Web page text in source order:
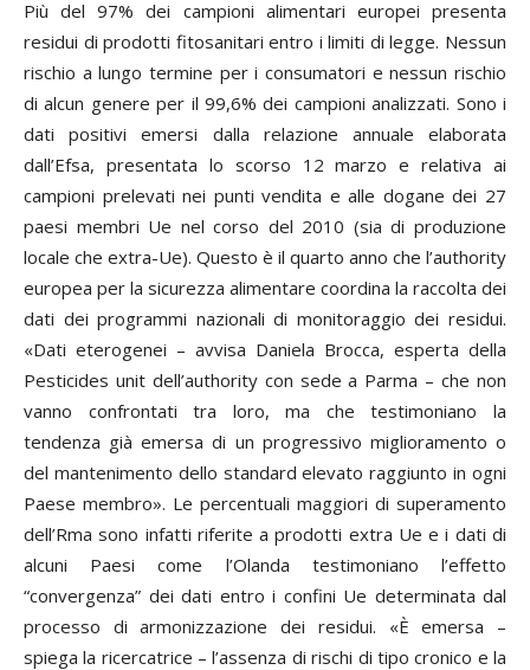
Più del 97% dei campioni alimentari europei presenta
residui di prodotti fitosanitari entro i limiti di legge. Nessun
rischio a lungo termine per i consumatori e nessun rischio
di alcun genere per il 99,6% dei campioni analizzati. Sono i
dati positivi emersi dalla relazione annuale elaborata
dall’Efsa, presentata lo scorso 12 marzo e relativa ai
campioni prelevati nei punti vendita e alle dogane dei 27
paesi membri Ue nel corso del 2010 (sia di produzione
locale che extra-Ue). Questo è il quarto anno che l’authority
europea per la sicurezza alimentare coordina la raccolta dei
dati dei programmi nazionali di monitoraggio dei residui.
«Dati eterogenei – avvisa Daniela Brocca, esperta della
Pesticides unit dell’authority con sede a Parma – che non
vanno confrontati tra loro, ma che testimoniano la
tendenza già emersa di un progressivo miglioramento o
del mantenimento dello standard elevato raggiunto in ogni
Paese membro». Le percentuali maggiori di superamento
dell’Rma sono infatti riferite a prodotti extra Ue e i dati di
alcuni Paesi come l’Olanda testimoniano l’effetto
“convergenza” dei dati entro i confini Ue determinata dal
processo di armonizzazione dei residui. «È emersa –
spiega la ricercatrice – l’assenza di rischi di tipo cronico e la